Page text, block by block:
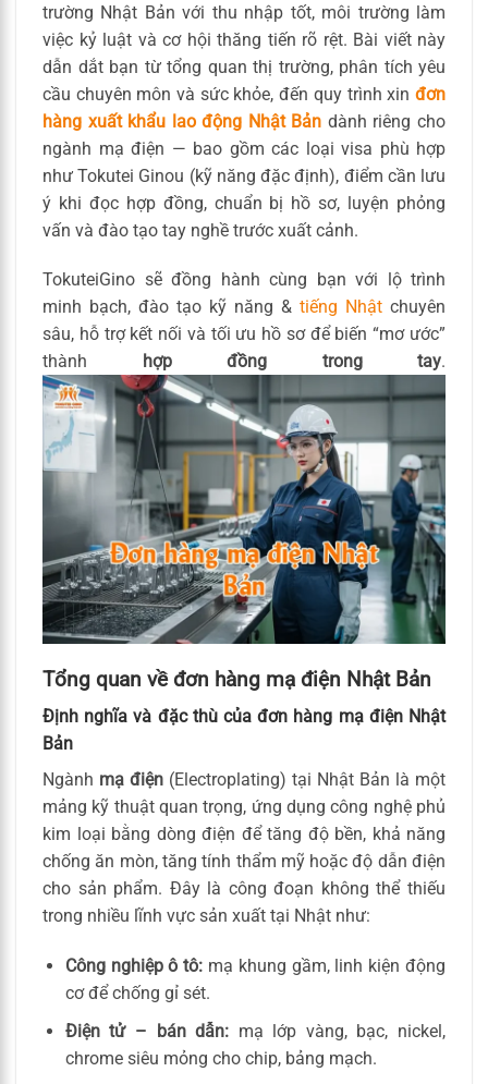
trường Nhật Bản với thu nhập tốt, môi trường làm
việc kỷ luật và cơ hội thăng tiến rõ rệt. Bài viết này
dẫn dắt bạn từ tổng quan thị trường, phân tích yêu
cầu chuyên môn và sức khỏe, đến quy trình xin đơn
hàng xuất khẩu lao động Nhật Bản dành riêng cho
ngành mạ điện — bao gồm các loại visa phù hợp
như Tokutei Ginou (kỹ năng đặc định), điểm cần lưu
ý khi đọc hợp đồng, chuẩn bị hồ sơ, luyện phỏng
vấn và đào tạo tay nghề trước xuất cảnh.
TokuteiGino sẽ đồng hành cùng bạn với lộ trình
minh bạch, đào tạo kỹ năng & tiếng Nhật chuyên
sâu, hỗ trợ kết nối và tối ưu hồ sơ để biến “mơ ước”
thành
hợp đồng trong tay.
Tổng quan về đơn hàng mạ điện Nhật Bản
Định nghĩa và đặc thù của đơn hàng mạ điện Nhật
Bản
Ngành mạ điện (Electroplating) tại Nhật Bản là một
mảng kỹ thuật quan trọng, ứng dụng công nghệ phủ
kim loại bằng dòng điện để tăng độ bền, khả năng
chống ăn mòn, tăng tính thẩm mỹ hoặc độ dẫn điện
cho sản phẩm. Đây là công đoạn không thể thiếu
trong nhiều lĩnh vực sản xuất tại Nhật như:
Công nghiệp ô tô: mạ khung gầm, linh kiện động
cơ để chống gỉ sét.
Điện tử – bán dẫn: mạ lớp vàng, bạc, nickel,
chrome siêu mỏng cho chip, bảng mạch.